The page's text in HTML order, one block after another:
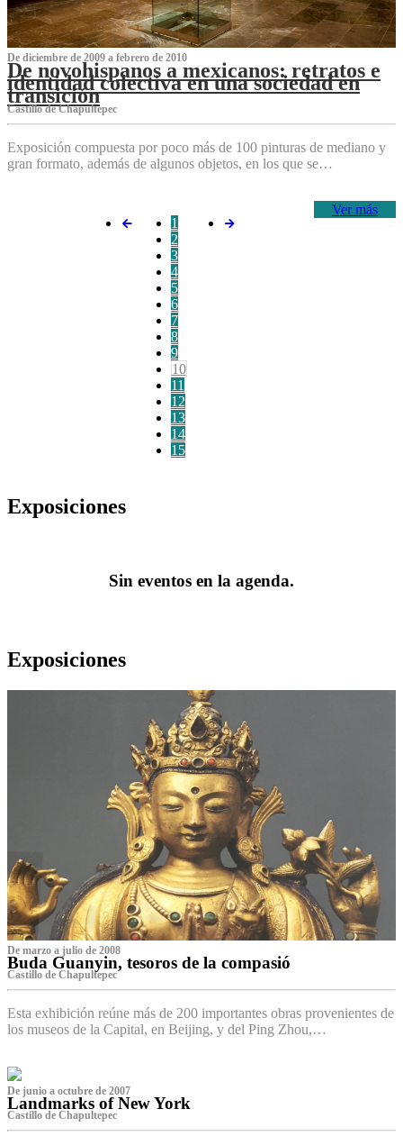
De diciembre de 2009 a febrero de 2010
De novohispanos a mexicanos: retratos e
identidad colectiva en una sociedad en
transición
Castillo de Chapultepec
Exposición compuesta por poco más de 100 pinturas de mediano y
gran formato, además de algunos objetos, en los que se…
Ver más
1
2
3
4
5
6
7
8
9
10
11
12
13
14
15
Exposiciones
Sin eventos en la agenda.
Exposiciones
De marzo a julio de 2008
Buda Guanyin, tesoros de la compasió
Castillo de Chapultepec
Esta exhibición reúne más de 200 importantes obras provenientes de
los museos de la Capital, en Beijing, y del Ping Zhou,…
De junio a octubre de 2007
Landmarks of New York
Castillo de Chapultepec